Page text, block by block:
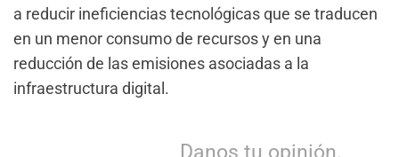
a reducir ineficiencias tecnológicas que se traducen
en un menor consumo de recursos y en una
reducción de las emisiones asociadas a la
infraestructura digital.
Danos tu opinión.